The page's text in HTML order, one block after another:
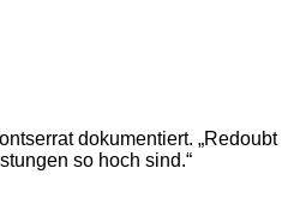
dokumentiert. „Redoubt
so hoch sind.“